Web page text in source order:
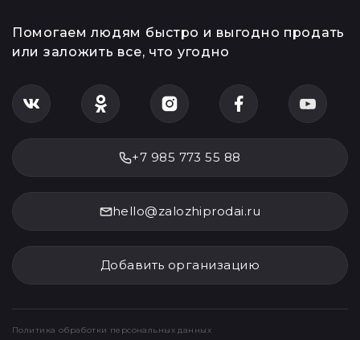
Помогаем людям быстро и выгодно продать
или заложить все, что угодно
+7 985 773 55 88
hello@zalozhiprodai.ru
Добавить организацию
Политика обработки персональных данных